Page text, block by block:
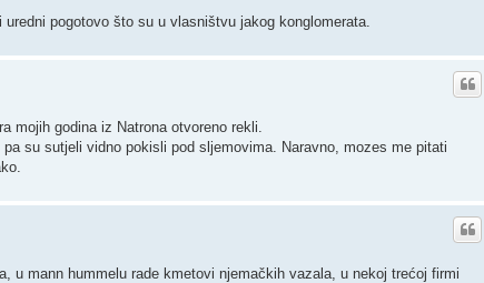
pogotovo što su u vlasništvu jakog konglomerata.
mojih godina iz Natrona otvoreno rekli.
su sutjeli vidno pokisli pod sljemovima. Naravno, mozes me pitati
u mann hummelu rade kmetovi njemačkih vazala, u nekoj trećoj firmi